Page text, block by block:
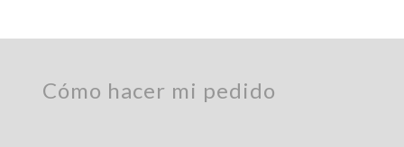
Cómo hacer mi pedido